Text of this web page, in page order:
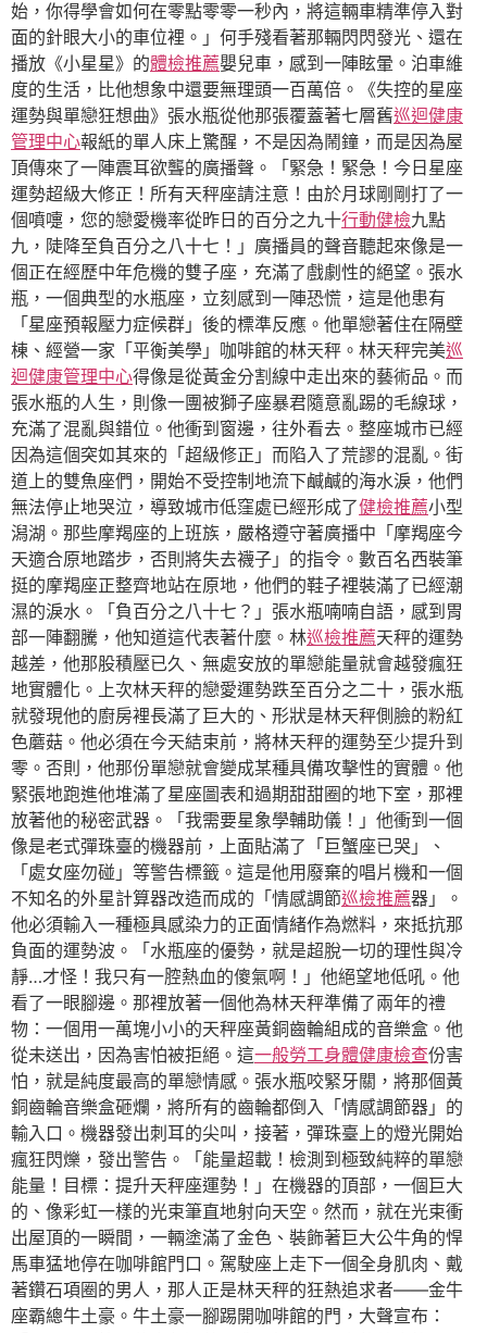
始，你得學會如何在零點零零一秒內，將這輛車精準停入對
面的針眼大小的車位裡。」何手殘看著那輛閃閃發光、還在
播放《小星星》的體檢推薦嬰兒車，感到一陣眩暈。泊車維
度的生活，比他想象中還要無理頭一百萬倍。《失控的星座
運勢與單戀狂想曲》張水瓶從他那張覆蓋著七層舊巡迴健康
管理中心報紙的單人床上驚醒，不是因為鬧鐘，而是因為屋
頂傳來了一陣震耳欲聾的廣播聲。「緊急！緊急！今日星座
運勢超級大修正！所有天秤座請注意！由於月球剛剛打了一
個噴嚏，您的戀愛機率從昨日的百分之九十行動健檢九點
九，陡降至負百分之八十七！」廣播員的聲音聽起來像是一
個正在經歷中年危機的雙子座，充滿了戲劇性的絕望。張水
瓶，一個典型的水瓶座，立刻感到一陣恐慌，這是他患有
「星座預報壓力症候群」後的標準反應。他單戀著住在隔壁
棟、經營一家「平衡美學」咖啡館的林天秤。林天秤完美巡
迴健康管理中心得像是從黃金分割線中走出來的藝術品。而
張水瓶的人生，則像一團被獅子座暴君隨意亂踢的毛線球，
充滿了混亂與錯位。他衝到窗邊，往外看去。整座城市已經
因為這個突如其來的「超級修正」而陷入了荒謬的混亂。街
道上的雙魚座們，開始不受控制地流下鹹鹹的海水淚，他們
無法停止地哭泣，導致城市低窪處已經形成了健檢推薦小型
潟湖。那些摩羯座的上班族，嚴格遵守著廣播中「摩羯座今
天適合原地踏步，否則將失去襪子」的指令。數百名西裝筆
挺的摩羯座正整齊地站在原地，他們的鞋子裡裝滿了已經潮
濕的淚水。「負百分之八十七？」張水瓶喃喃自語，感到胃
部一陣翻騰，他知道這代表著什麼。林巡檢推薦天秤的運勢
越差，他那股積壓已久、無處安放的單戀能量就會越發瘋狂
地實體化。上次林天秤的戀愛運勢跌至百分之二十，張水瓶
就發現他的廚房裡長滿了巨大的、形狀是林天秤側臉的粉紅
色蘑菇。他必須在今天結束前，將林天秤的運勢至少提升到
零。否則，他那份單戀就會變成某種具備攻擊性的實體。他
緊張地跑進他堆滿了星座圖表和過期甜甜圈的地下室，那裡
放著他的秘密武器。「我需要星象學輔助儀！」他衝到一個
像是老式彈珠臺的機器前，上面貼滿了「巨蟹座已哭」、
「處女座勿碰」等警告標籤。這是他用廢棄的唱片機和一個
不知名的外星計算器改造而成的「情感調節巡檢推薦器」。
他必須輸入一種極具感染力的正面情緒作為燃料，來抵抗那
負面的運勢波。「水瓶座的優勢，就是超脫一切的理性與冷
靜…才怪！我只有一腔熱血的傻氣啊！」他絕望地低吼。他
看了一眼腳邊。那裡放著一個他為林天秤準備了兩年的禮
物：一個用一萬塊小小的天秤座黃銅齒輪組成的音樂盒。他
從未送出，因為害怕被拒絕。這一般勞工身體健康檢查份害
怕，就是純度最高的單戀情感。張水瓶咬緊牙關，將那個黃
銅齒輪音樂盒砸爛，將所有的齒輪都倒入「情感調節器」的
輸入口。機器發出刺耳的尖叫，接著，彈珠臺上的燈光開始
瘋狂閃爍，發出警告。「能量超載！檢測到極致純粹的單戀
能量！目標：提升天秤座運勢！」在機器的頂部，一個巨大
的、像彩虹一樣的光束筆直地射向天空。然而，就在光束衝
出屋頂的一瞬間，一輛塗滿了金色、裝飾著巨大公牛角的悍
馬車猛地停在咖啡館門口。駕駛座上走下一個全身肌肉、戴
著鑽石項圈的男人，那人正是林天秤的狂熱追求者——金牛
座霸總牛土豪。牛土豪一腳踢開咖啡館的門，大聲宣布：